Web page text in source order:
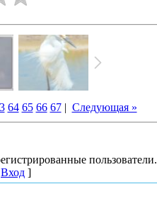
64 65 66 67| Следующая »
пользователи.
Вход ]